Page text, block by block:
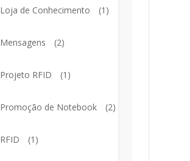
Loja de Conhecimento (1)
Mensagens (2)
Projeto RFID (1)
Promoção de Notebook (2)
RFID (1)